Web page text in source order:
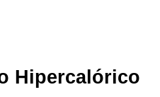
Hipercalórico